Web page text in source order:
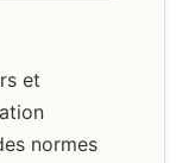
et
normes